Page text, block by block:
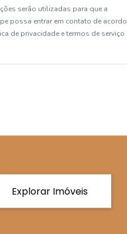
serão utilizadas para que a
possa entrar em contato de acordo
de privacidade e termos de serviço
Explorar Imóveis